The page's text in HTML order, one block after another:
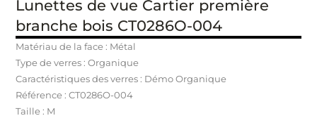
Lunettes de vue Cartier première
branche bois CT0286O-004
Matériau de la face : Métal
Type de verres : Organique
Caractéristiques des verres : Démo Organique
Référence : CT0286O-004
Taille : M